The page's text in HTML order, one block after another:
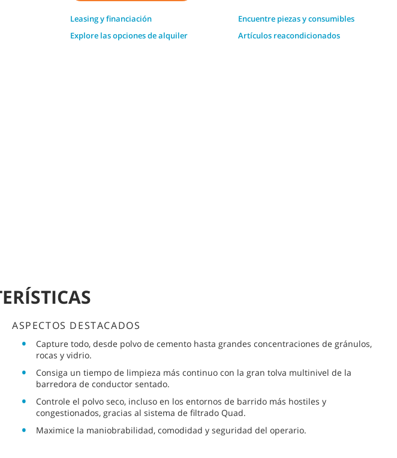
Leasing y financiación
Explore las opciones de alquiler
Encuentre piezas y consumibles
Artículos reacondicionados
ASPECTOS DESTACADOS
Capture todo, desde polvo de cemento hasta grandes concentraciones de gránulos,
rocas y vidrio.
Consiga un tiempo de limpieza más continuo con la gran tolva multinivel de la
barredora de conductor sentado.
Controle el polvo seco, incluso en los entornos de barrido más hostiles y
congestionados, gracias al sistema de filtrado Quad.
Maximice la maniobrabilidad, comodidad y seguridad del operario.